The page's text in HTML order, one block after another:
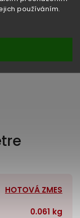
používáním.
4,3 g
8,3 g
HOTOVÁ ZMES
0.061 kg